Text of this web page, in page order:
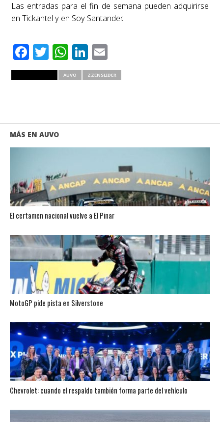
Las entradas para el fin de semana pueden adquirirse
en Tickantel y en Soy Santander.
Facebook
Twitter
WhatsApp
LinkedIn
Email
AUVO ZZENSLIDER
MÁS EN AUVO
El certamen nacional vuelve a El Pinar
MotoGP pide pista en Silverstone
Chevrolet: cuando el respaldo también forma parte del vehículo